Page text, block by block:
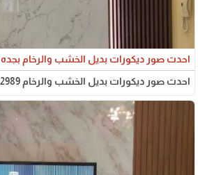
احدث صور ديكورات بديل الخشب والرخام بجده 0554612989
احدث صور ديكورات بديل الخشب والرخام 0554612989